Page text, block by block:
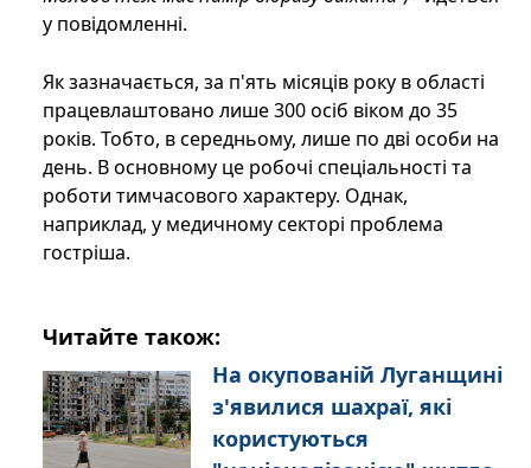
у повідомленні.
Як зазначається, за п'ять місяців року в області
працевлаштовано лише 300 осіб віком до 35
років. Тобто, в середньому, лише по дві особи на
день. В основному це робочі спеціальності та
роботи тимчасового характеру. Однак,
наприклад, у медичному секторі проблема
гостріша.
Читайте також:
На окупованій Луганщині
з'явилися шахраї, які
користуються